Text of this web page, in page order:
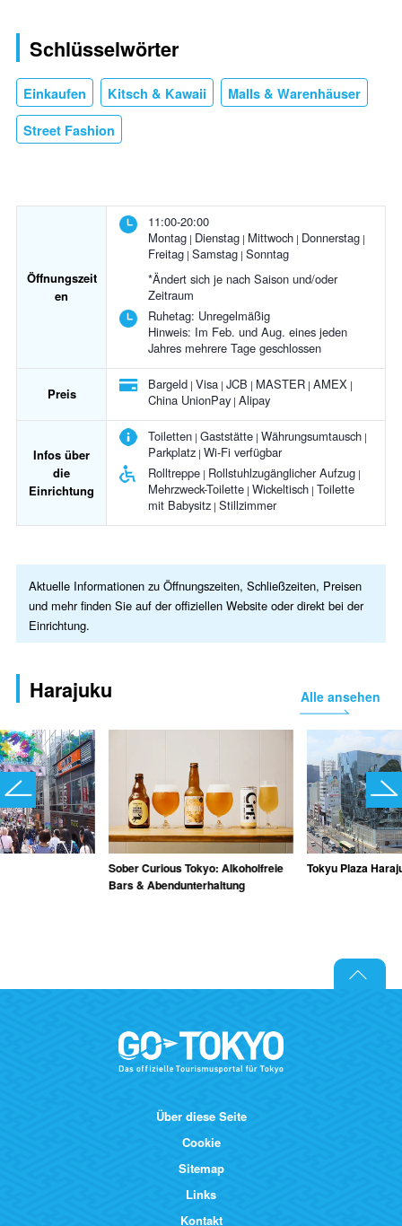
Schlüsselwörter
Einkaufen Kitsch & Kawaii Malls & Warenhäuser
Street Fashion
Öffnungszeit
en
11:00-20:00
Montag Dienstag Mittwoch Donnerstag
Freitag Samstag Sonntag
*Ändert sich je nach Saison und/oder
Zeitraum
Ruhetag: Unregelmäßig
Hinweis: Im Feb. und Aug. eines jeden
Jahres mehrere Tage geschlossen
Preis
Bargeld Visa JCB MASTER AMEX
China UnionPay Alipay
Infos über
die
Einrichtung
Toiletten Gaststätte Währungsumtausch
Parkplatz Wi-Fi verfügbar
Rolltreppe Rollstuhlzugänglicher Aufzug
Mehrzweck-Toilette Wickeltisch Toilette
mit Babysitz Stillzimmer
Aktuelle Informationen zu Öffnungszeiten, Schließzeiten, Preisen
und mehr finden Sie auf der offiziellen Website oder direkt bei der
Einrichtung.
Harajuku Alle ansehen
Sober Curious Tokyo: Alkoholfreie
Bars & Abendunterhaltung
Tokyu Plaza
Über diese Seite
Cookie
Sitemap
Links
Kontakt